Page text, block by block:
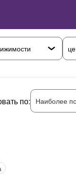
по: Наиболее